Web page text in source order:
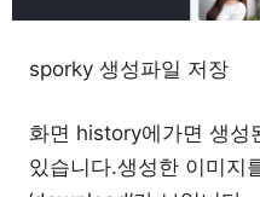
sporky 생성파일 저장
화면 history에가면 생성
있습니다.생성한 이미지